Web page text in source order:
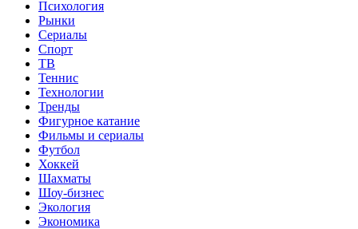
Психология
Рынки
Сериалы
Спорт
ТВ
Теннис
Технологии
Тренды
Фигурное катание
Фильмы и сериалы
Футбол
Хоккей
Шахматы
Шоу-бизнес
Экология
Экономика